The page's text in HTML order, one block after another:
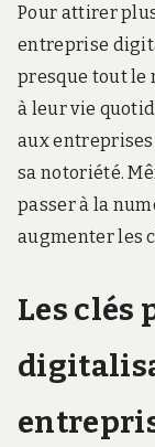
Pour attirer
entreprise
presque tout
à leur vie
aux
sa notoriété.
passer à la
augmenter les
Les clés